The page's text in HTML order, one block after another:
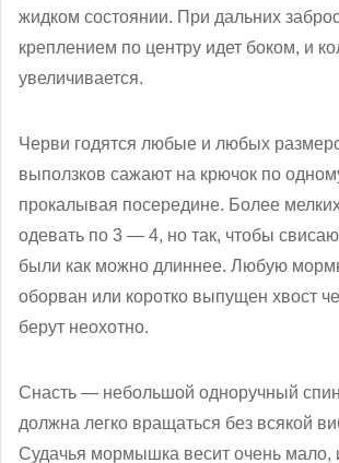
жидком состоянии. При дальних
креплением по центру идет боком, и
увеличивается.
Черви годятся любые и любых
выползков сажают на крючок по
прокалывая посередине. Более
одевать по 3 — 4, но так, чтобы
были как можно длиннее. Любую
оборван или коротко выпущен хвост
берут неохотно.
Снасть — небольшой одноручный
должна легко вращаться без всякой
Судачья мормышка весит очень